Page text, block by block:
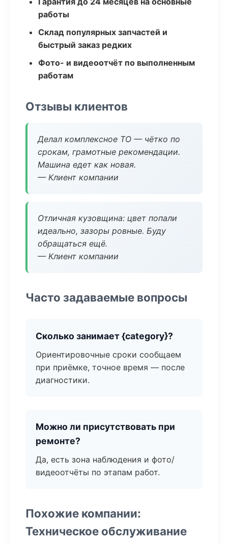
работы
Склад популярных запчастей и
быстрый заказ редких
Фото- и видеоотчёт по выполненным
работам
Отзывы клиентов
Делал комплексное ТО — чётко по
срокам, грамотные рекомендации.
Машина едет как новая.
— Клиент компании
Отличная кузовщина: цвет попали
идеально, зазоры ровные. Буду
обращаться ещё.
— Клиент компании
Часто задаваемые вопросы
Сколько занимает {category}?
Ориентировочные сроки сообщаем
при приёмке, точное время — после
диагностики.
Можно ли присутствовать при
ремонте?
Да, есть зона наблюдения и фото/
видеоотчёты по этапам работ.
Похожие компании:
Техническое обслуживание